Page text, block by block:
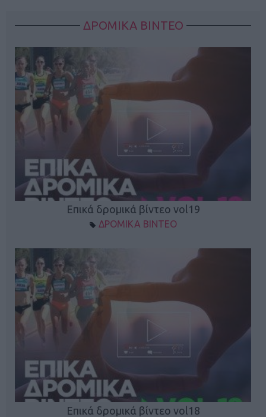
ΔΡΟΜΙΚΑ ΒΙΝΤΕΟ
Επικά δρομικά βίντεο vol19
ΔΡΟΜΙΚΑ ΒΙΝΤΕΟ
Επικά δρομικά βίντεο vol18